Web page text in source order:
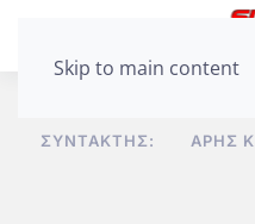
Skip to main content
ΣΥΝΤΆΚΤΗΣ: ΆΡΗΣ